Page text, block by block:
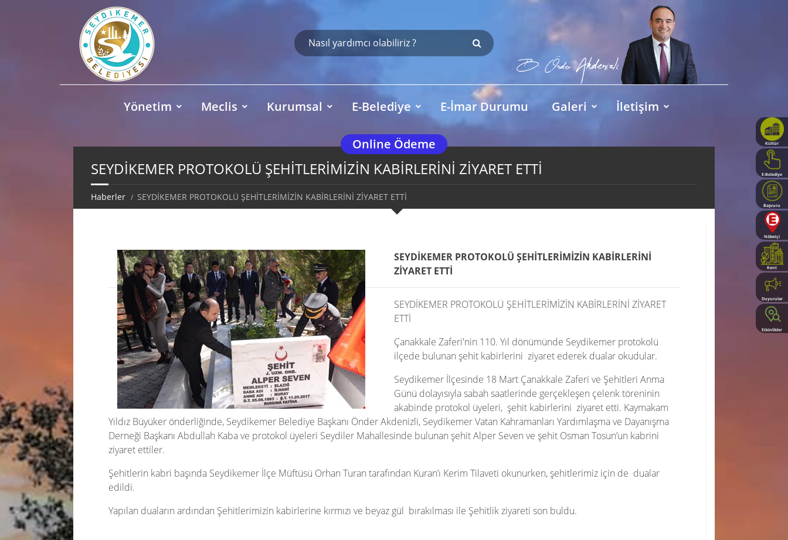
Yönetim Meclis Kurumsal E-Belediye E-İmar Durumu Galeri İletişim
Online Ödeme
Kültür
Haritası
E-Belediye
Başvuru
Rehberi
Nöbetçi
Eczaneler
Kent
Rehberi
Duyurular
Etkinlikler
SEYDİKEMER PROTOKOLÜ ŞEHİTLERİMİZİN KABİRLERİNİ ZİYARET ETTİ
Haberler SEYDİKEMER PROTOKOLÜ ŞEHİTLERİMİZİN KABİRLERİNİ ZİYARET ETTİ
SEYDİKEMER PROTOKOLÜ ŞEHİTLERİMİZİN KABİRLERİNİ
ZİYARET ETTİ
SEYDİKEMER PROTOKOLÜ ŞEHİTLERİMİZİN KABİRLERİNİ ZİYARET
ETTİ
Çanakkale Zaferi'nin 110. Yıl dönümünde Seydikemer protokolü
ilçede bulunan şehit kabirlerini ziyaret ederek dualar okudular.
Seydikemer İlçesinde 18 Mart Çanakkale Zaferi ve Şehitleri Anma
Günü dolayısıyla sabah saatlerinde gerçekleşen çelenk töreninin
akabinde protokol üyeleri, şehit kabirlerini ziyaret etti. Kaymakam
Yıldız Büyüker önderliğinde, Seydikemer Belediye Başkanı Önder Akdenizli, Seydikemer Vatan Kahramanları Yardımlaşma ve Dayanışma
Derneği Başkanı Abdullah Kaba ve protokol üyeleri Seydiler Mahallesinde bulunan şehit Alper Seven ve şehit Osman Tosun’un kabrini
ziyaret ettiler.
Şehitlerin kabri başında Seydikemer İlçe Müftüsü Orhan Turan tarafından Kuran’ı Kerim Tilaveti okunurken, şehitlerimiz için de dualar
edildi.
Yapılan duaların ardından Şehitlerimizin kabirlerine kırmızı ve beyaz gül bırakılması ile Şehitlik ziyareti son buldu.